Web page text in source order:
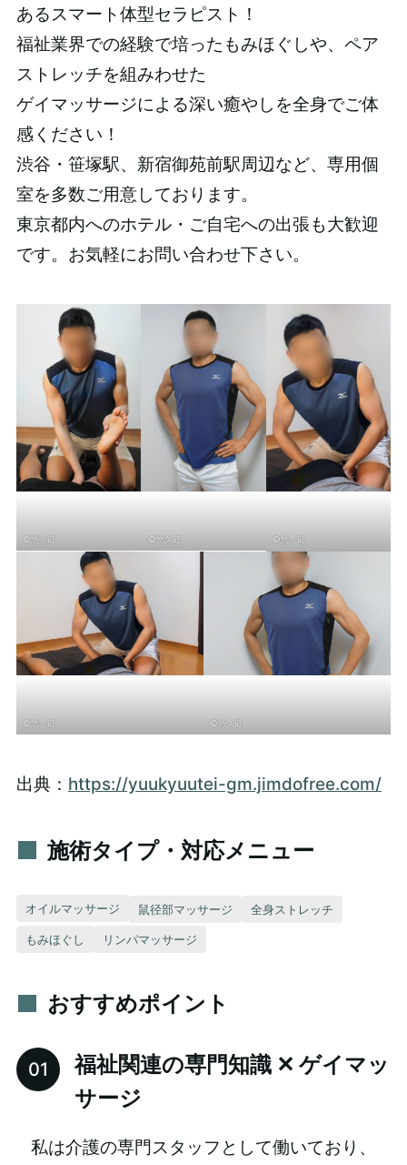
あるスマート体型セラピスト！
福祉業界での経験で培ったもみほぐしや、ペア
ストレッチを組みわせた
ゲイマッサージによる深い癒やしを全身でご体
感ください！
渋谷・笹塚駅、新宿御苑前駅周辺など、専用個
室を多数ご用意しております。
東京都内へのホテル・ご自宅への出張も大歓迎
です。お気軽にお問い合わせ下さい。
©悠久庭 ©悠久庭 ©悠久庭
©悠久庭 ©悠久庭
出典： https://yuukyuutei-gm.jimdofree.com/
施術タイプ・対応メニュー
オイルマッサージ 鼠径部マッサージ 全身ストレッチ
もみほぐし リンパマッサージ
おすすめポイント
福祉関連の専門知識 ✕ ゲイマッ
サージ
私は介護の専門スタッフとして働いており、